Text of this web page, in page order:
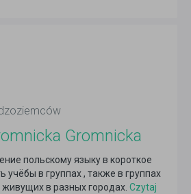
Gromnicka
польскому языку в короткое
учёбы в группах , также в группах
в разных городах. Czytaj